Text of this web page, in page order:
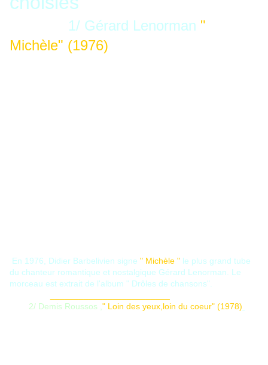
1/ Gérard Lenorman "
Michèle" (1976)
En 1976, Didier Barbelivien signe " Michèle " le plus grand tube
du chanteur romantique et nostalgique Gérard Lenorman. Le
morceau est extrait de l'album " Drôles de chansons".
2/ Demis Roussos , " Loin des yeux,loin du coeur" (1978)